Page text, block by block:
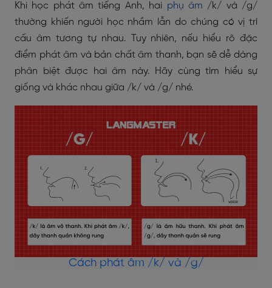
Khi học phát âm tiếng Anh, hai phụ âm /k/ và /g/
thường khiến người học nhầm lẫn do chúng có vị trí
cấu âm tương tự nhau. Tuy nhiên, nếu hiểu rõ đặc
điểm phát âm và bản chất âm thanh, bạn sẽ dễ dàng
phân biệt được hai âm này. Hãy cùng tìm hiểu sự
giống và khác nhau giữa /k/ và /g/ nhé.
Cách phát âm /k/ và /g/